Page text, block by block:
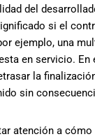
del
si el
ejemplo, una
en servicio. En
la
sin
atención a